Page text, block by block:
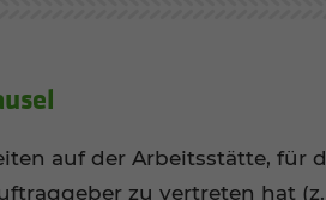
auf der Arbeitsstätte, für
zu vertreten hat